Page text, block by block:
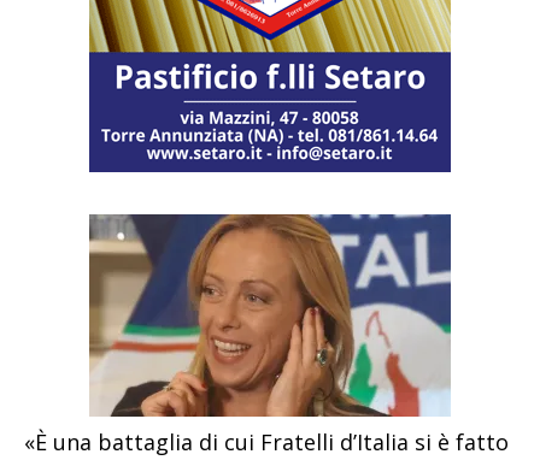
«È una battaglia di cui Fratelli d’Italia si è fatto